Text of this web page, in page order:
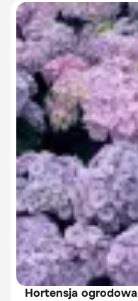
Hortensja ogrodowa